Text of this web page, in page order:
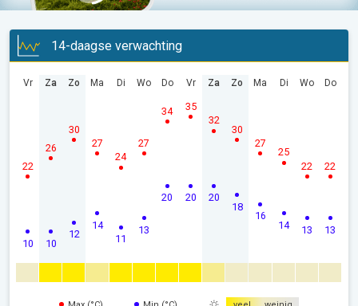
14-daagse verwachting
Vr
10
22
Za
10
26
Zo
12
30
Ma
14
27
Di
11
24
Wo
13
27
Do
20
34
Vr
20
35
Za
20
32
Zo
18
30
Ma
16
27
Di
14
25
Wo
13
22
Do
13
22